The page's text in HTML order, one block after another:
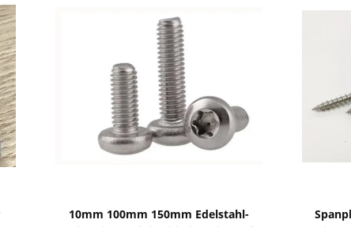
10mm 100mm 150mm Edelstahl-